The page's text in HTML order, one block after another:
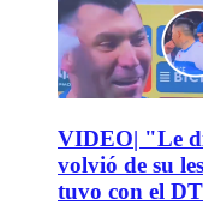
VIDEO| "Le
volvió de su
tuvo con el